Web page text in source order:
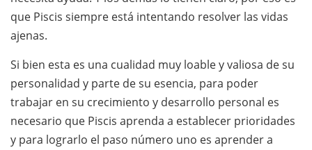
que Piscis siempre está intentando resolver las vidas
ajenas.
Si bien esta es una cualidad muy loable y valiosa de su
personalidad y parte de su esencia, para poder
trabajar en su crecimiento y desarrollo personal es
necesario que Piscis aprenda a establecer prioridades
y para lograrlo el paso número uno es aprender a